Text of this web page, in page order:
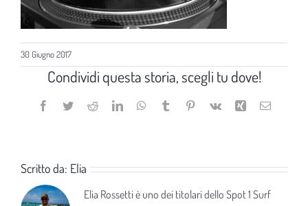
30 Giugno 2017
Condividi questa storia, scegli tu dove!
Facebook
TwitterRedditLinkedInWhatsApp
TumblrPinterest
Vk Xing Email
Scritto da: Elia
Elia Rossetti è uno dei titolari dello Spot 1 Surf